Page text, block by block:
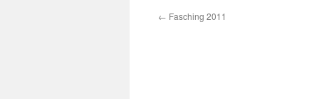
← Fasching 2011